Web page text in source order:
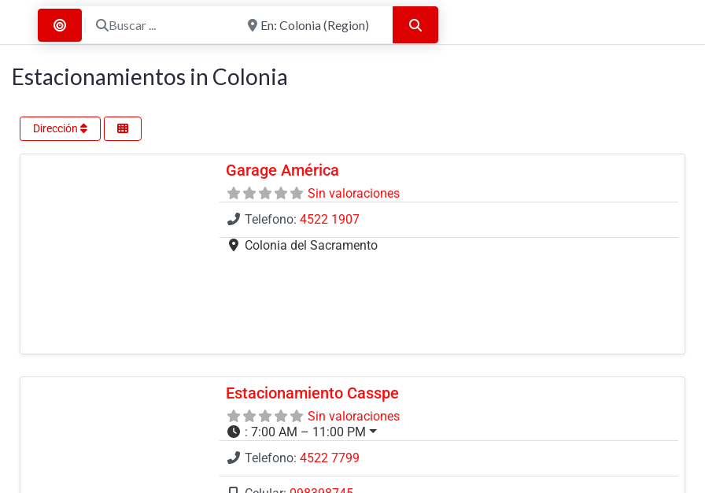
Buscar por Distancia
Buscar ... Cerca de
Estacionamientos in Colonia
Dirección
Garage América
Sin valoraciones
Telefono:4522 1907
Colonia del Sacramento
Estacionamiento Casspe
Sin valoraciones
:7:00 AM – 11:00 PM
Telefono:4522 7799